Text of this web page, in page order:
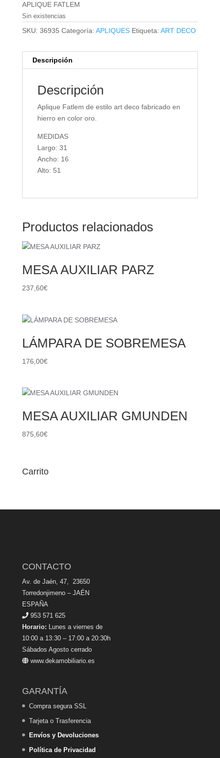
APLIQUE FATLEM
Sin existencias
SKU: 36935 Categoría: APLIQUES Etiqueta: ART DECO
Descripción
Descripción
Aplique Fatlem de estilo art deco fabricado en
hierro en color oro.
MEDIDAS
Largo: 31
Ancho: 16
Alto: 51
Productos relacionados
MESA AUXILIAR PARZ
237,60€
LÁMPARA DE SOBREMESA
176,00€
MESA AUXILIAR GMUNDEN
875,60€
Carrito
CONTACTO
Av. de Jaén, 47, 23650
Torredonjimeno – JAÉN
ESPAÑA
953 571 625
Horario: Lunes a viernes de
10:00 a 13:30 – 17:00 a 20:30h
Sábados Agosto cerrado
www.dekamobiliario.es
GARANTÍA
Compra segura SSL
Tarjeta o Trasferencia
Envíos y Devoluciones
Política de Privacidad